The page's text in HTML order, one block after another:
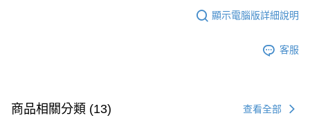
顯示電腦版詳細說明
客服
商品相關分類 (13) 查看全部